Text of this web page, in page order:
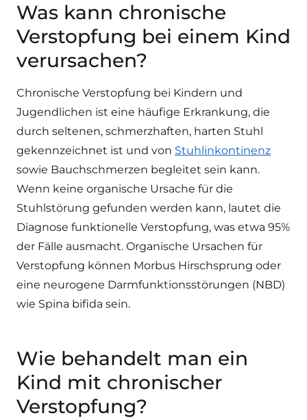
Was kann chronische
Verstopfung bei einem Kind
verursachen?
Chronische Verstopfung bei Kindern und
Jugendlichen ist eine häufige Erkrankung, die
durch seltenen, schmerzhaften, harten Stuhl
gekennzeichnet ist und von Stuhlinkontinenz
sowie Bauchschmerzen begleitet sein kann.
Wenn keine organische Ursache für die
Stuhlstörung gefunden werden kann, lautet die
Diagnose funktionelle Verstopfung, was etwa 95%
der Fälle ausmacht. Organische Ursachen für
Verstopfung können Morbus Hirschsprung oder
eine neurogene Darmfunktionsstörungen (NBD)
wie Spina bifida sein.
Wie behandelt man ein
Kind mit chronischer
Verstopfung?